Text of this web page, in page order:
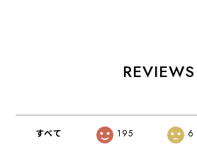
[2025AW]
・オーガニックコ
ットン・クライミ
ウトドア・MEN'S
[2025AW]
REVIEWS
すべて 195 6